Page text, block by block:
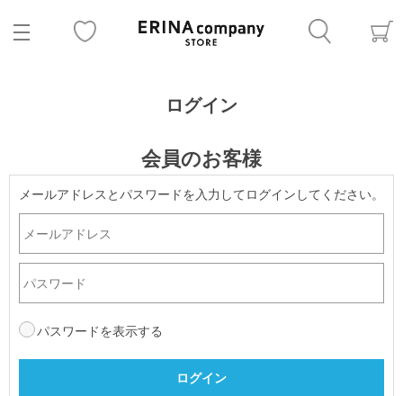
ログイン
会員のお客様
メールアドレスとパスワードを入力してログインしてください。
パスワードを表示する